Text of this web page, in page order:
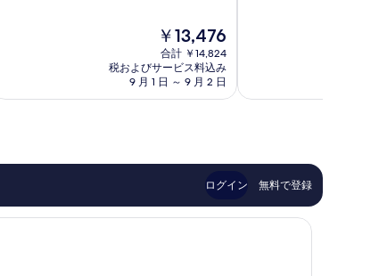
良
ミ
件
現
在
の
料
金
￥13,476
合計 ￥14,824
税およびサービス料込み
9 月 1 日 ～ 9 月 2 日
良
ミ
1,007
件
ログイン 無料で登録